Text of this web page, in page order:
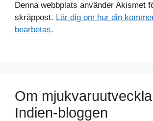
Denna webbplats använder Akismet
skräppost. Lär dig om hur din
bearbetas.
Om
Indien-bloggen